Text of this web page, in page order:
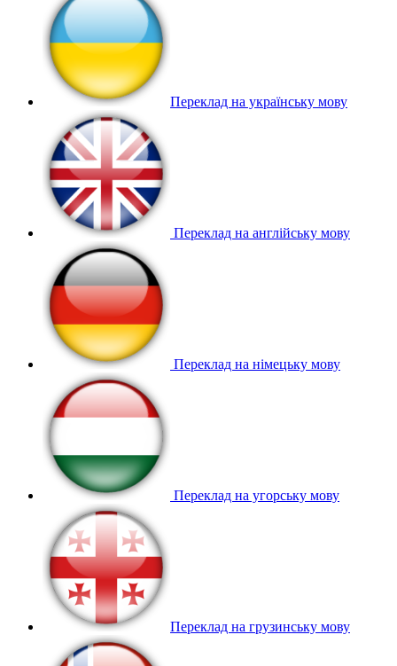
Переклад на українську мову
Переклад на англійську мову
Переклад на німецьку мову
Переклад на угорську мову
Переклад на грузинську мову